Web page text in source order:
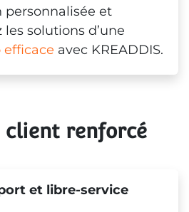
personnalisée et
solutions d’une
avec KREADDIS.
client renforcé
et libre-service